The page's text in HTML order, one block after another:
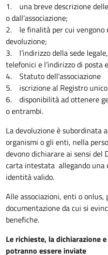
1. una breve descrizione
o dall’associazione;
2. le finalità per cui vengono
devoluzione;
3. l’indirizzo della sede
telefonici e l’indirizzo di posta
4. Statuto dell'associazione
5. iscrizione al Registro
6. disponibilità ad ottenere
o entrambi.
La devoluzione è subordinata
organismi o gli enti, nella
devono dichiarare ai sensi del
carta intestata allegando una
identità valido.
Alle associazioni, enti o
documentazione da cui si
benefiche.
Le richieste, la dichiarazione
potranno essere inviate